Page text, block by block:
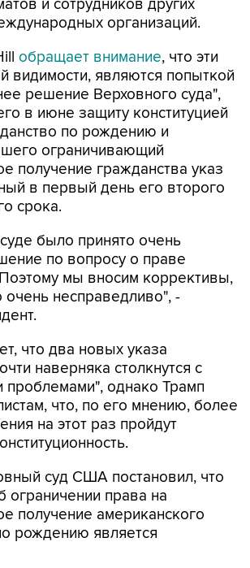
обращает внимание, что эти
решение Верховного суда",
в июне защиту конституцией
по рождению и
ограничивающий
получение гражданства указ
в первый день его второго
срока.
было принято очень
мы вносим коррективы,
очень несправедливо", -
что два новых указа
однако Трамп
что, по его мнению, более
на этот раз пройдут
суд США постановил, что
получение американского
рождению является
Трамп подписал указ,